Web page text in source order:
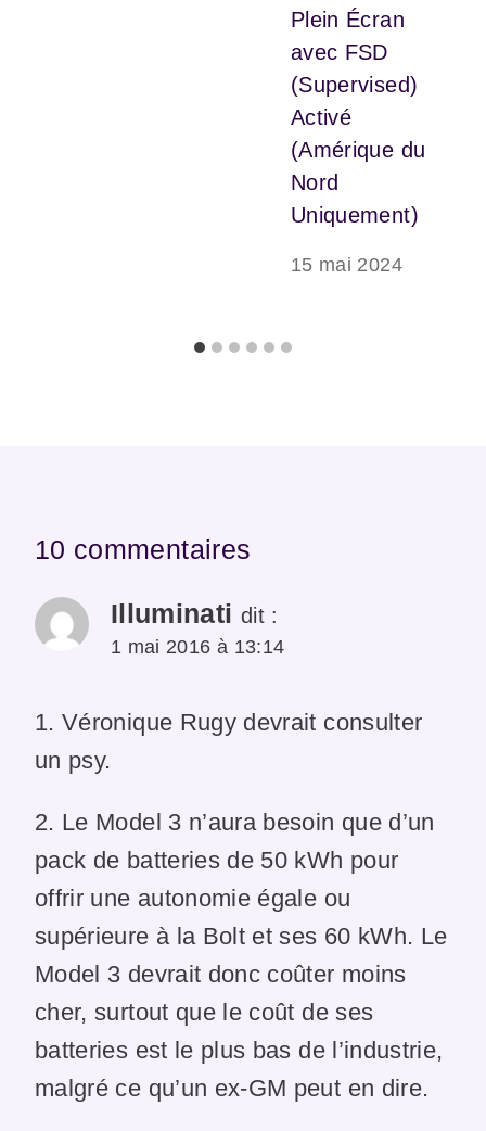
Plein Écran
avec FSD
(Supervised)
Activé
(Amérique du
Nord
Uniquement)
15 mai 2024
10 commentaires
Illuminati dit :
1 mai 2016 à 13:14
1. Véronique Rugy devrait consulter
un psy.
2. Le Model 3 n’aura besoin que d’un
pack de batteries de 50 kWh pour
offrir une autonomie égale ou
supérieure à la Bolt et ses 60 kWh. Le
Model 3 devrait donc coûter moins
cher, surtout que le coût de ses
batteries est le plus bas de l’industrie,
malgré ce qu’un ex-GM peut en dire.